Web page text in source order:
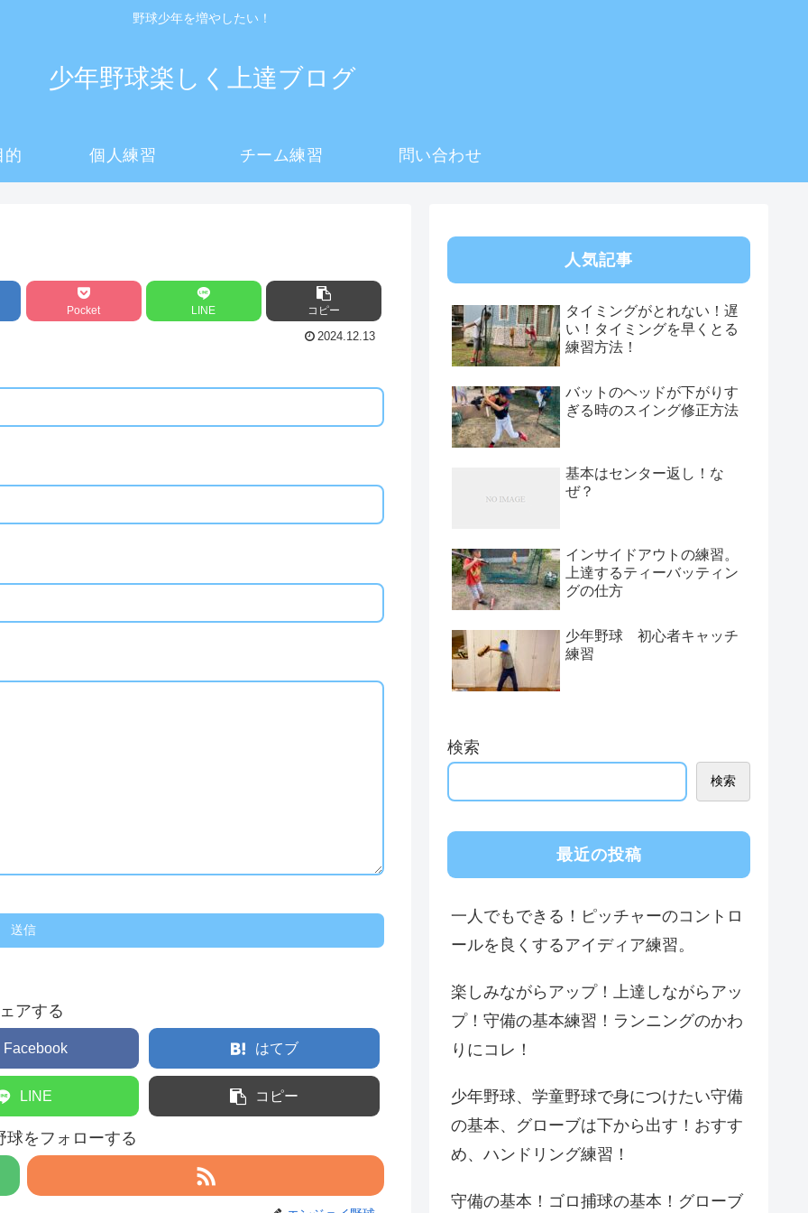
野球少年を増やしたい！
少年野球楽しく上達ブログ
的 個人練習 チーム練習 問い合わせ
Pocket LINE コピー
2024.12.13
アする
Facebook はてブ
LINE コピー
球をフォローする
人気記事
タイミングがとれない！遅
い！タイミングを早くとる
練習方法！
バットのヘッドが下がりす
ぎる時のスイング修正方法
基本はセンター返し！な
ぜ？
インサイドアウトの練習。
上達するティーバッティン
グの仕方
少年野球 初心者キャッチ
練習
検索
検索
最近の投稿
一人でもできる！ピッチャーのコントロ
ールを良くするアイディア練習。
楽しみながらアップ！上達しながらアッ
プ！守備の基本練習！ランニングのかわ
りにコレ！
少年野球、学童野球で身につけたい守備
の基本、グローブは下から出す！おすす
め、ハンドリング練習！
守備の基本！ゴロ捕球の基本！グローブ